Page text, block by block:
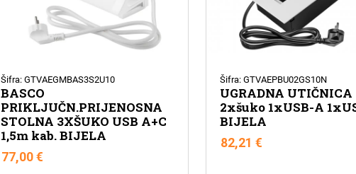
Šifra: GTVAEGMBAS3S2U10
BASCO
PRIKLJUČN.PRIJENOSNA
STOLNA 3XŠUKO USB A+C
1,5m kab. BIJELA
77,00€
Šifra: GTVAEPBU02GS10N
UGRADNA UTIČNICA
2xšuko 1xUSB-A
BIJELA
82,21 €